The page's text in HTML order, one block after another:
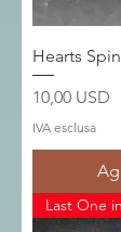
Hearts
Prezzo
10,00 USD
IVA esclusa
Last One